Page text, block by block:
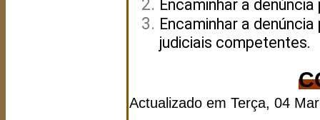
Encaminhar a
Encaminhar a
judiciais competentes.
Actualizado em Terça, 04